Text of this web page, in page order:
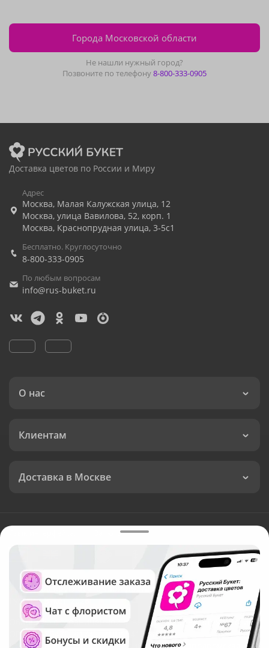
Города Московской области
Не нашли нужный город?
Позвоните по телефону8-800-333-0905
Доставка цветов по России и Миру
Адрес
Москва, Малая Калужская улица, 12
Москва, улица Вавилова, 52, корп. 1
Москва, Краснопрудная улица, 3-5с1
Бесплатно. Круглосуточно
8-800-333-0905
По любым вопросам
info@rus-buket.ru
О нас
Клиентам
Доставка в Москве
Валюта:
Служба круглосуточной доставки цветов в Москве
Русский Букет, 2026
Общество с ограниченной ответственностью «Технология»
ОГРН: 1195476081745, ИНН: 5410081997